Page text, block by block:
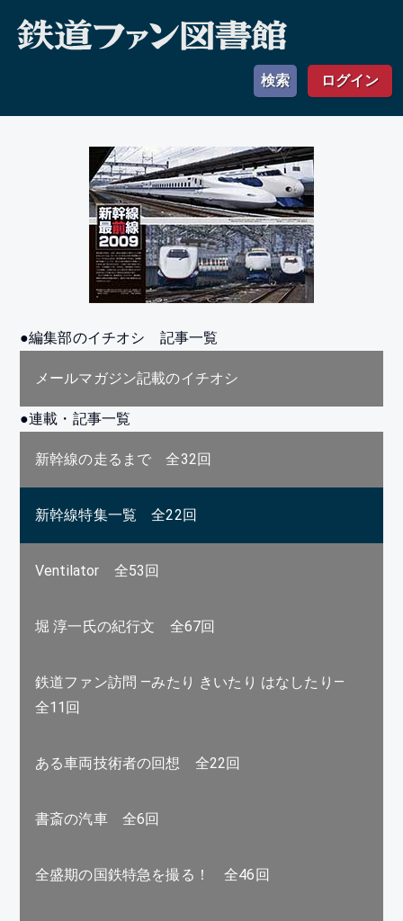
ログイン
検索
●編集部のイチオシ 記事一覧
メールマガジン記載のイチオシ
●連載・記事一覧
新幹線の走るまで 全32回
新幹線特集一覧 全22回
Ventilator 全53回
堀 淳一氏の紀行文 全67回
鉄道ファン訪問 —みたり きいたり はなしたり—
全11回
ある車両技術者の回想 全22回
書斎の汽車 全6回
全盛期の国鉄特急を撮る！ 全46回